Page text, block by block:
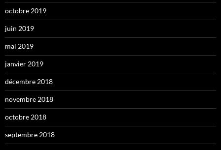
octobre 2019
juin 2019
mai 2019
janvier 2019
décembre 2018
novembre 2018
octobre 2018
septembre 2018